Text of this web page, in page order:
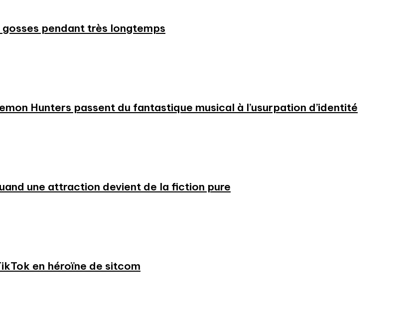
pendant très longtemps
Hunters passent du fantastique musical à l’usurpation d’identité
une attraction devient de la fiction pure
en héroïne de sitcom